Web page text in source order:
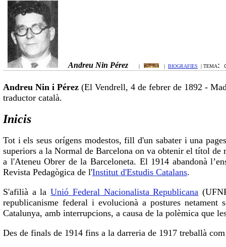
Andreu Nin Pérez | | BIOGRAFIES | TEMA:
Andreu Nin i Pérez (El Vendrell, 4 de febrer de 1892 -
traductor català.
Inicis
Tot i els seus orígens modestos, fill d'un sabater i una
superiors a la Normal de Barcelona on va obtenir el títol de
a l'Ateneu Obrer de la Barceloneta. El 1914 abandonà
Revista Pedagògica de l'Institut d'Estudis Catalans.
S'afilià a laUnió Federal Nacionalista Republicana
republicanisme federal i evolucionà a postures
Catalunya, amb interrupcions, a causa de la polèmica que
Des de finals de 1914 fins a la darreria de 1917 treballà